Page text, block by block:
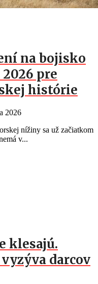
na bojisko
pre
histórie
2026
nížiny sa už začiatkom
v...
klesajú.
darcov